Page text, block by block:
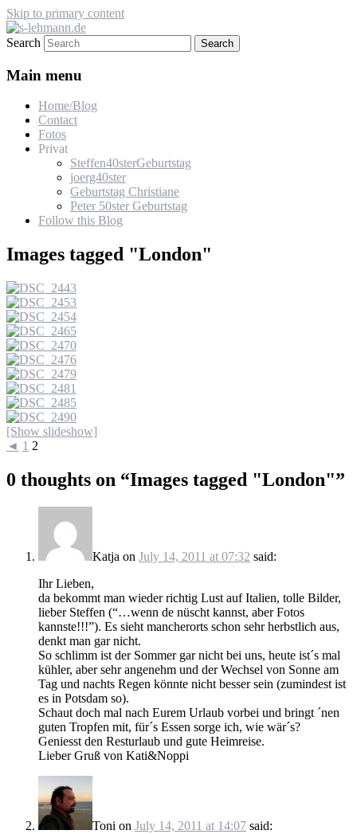
Skip to primary content
s-lehmann.de
Search
Main menu
Home/Blog
Contact
Fotos
Privat
Steffen40sterGeburtstag
joerg40ster
Geburtstag Christiane
Peter 50ster Geburtstag
Follow this Blog
Images tagged "London"
[Show slideshow]
◄ 1 2
0 thoughts on “Images tagged "London"”
Katja on July 14, 2011 at 07:32 said:
Ihr Lieben,
da bekommt man wieder richtig Lust auf Italien, tolle Bilder,
lieber Steffen (“…wenn de nüscht kannst, aber Fotos
kannste!!!”). Es sieht mancherorts schon sehr herbstlich aus,
denkt man gar nicht.
So schlimm ist der Sommer gar nicht bei uns, heute ist´s mal
kühler, aber sehr angenehm und der Wechsel von Sonne am
Tag und nachts Regen könnte nicht besser sein (zumindest ist
es in Potsdam so).
Schaut doch mal nach Eurem Urlaub vorbei und bringt ´nen
guten Tropfen mit, für´s Essen sorge ich, wie wär´s?
Geniesst den Resturlaub und gute Heimreise.
Lieber Gruß von Kati&Noppi
Toni on July 14, 2011 at 14:07 said: